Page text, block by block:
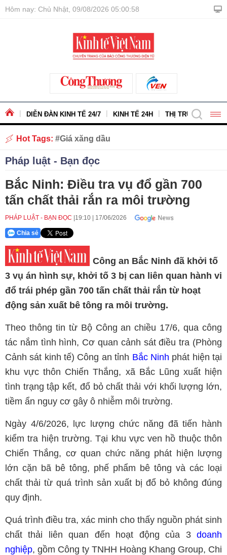
Hôm nay: Chủ Nhật, 09/08/2026 05:01:00
DIỄN ĐÀN KINH TẾ 24/7 KINH TẾ 24H THỊ TRƯỜNG -
Hot Tags: Giá xăng dầu
Pháp luật - Bạn đọc
Bắc Ninh: Điều tra vụ đổ gần 700
tấn chất thải rắn ra môi trường
PHÁP LUẬT - BẠN ĐỌC 19:10 17/06/2026
Chia sẻ
Công an Bắc Ninh đã khởi tố
3 vụ án hình sự, khởi tố 3 bị can liên quan hành vi
đổ trái phép gần 700 tấn chất thải rắn từ hoạt
động sản xuất bê tông ra môi trường.
Theo thông tin từ Bộ Công an chiều 17/6, qua công
tác nắm tình hình, Cơ quan cảnh sát điều tra (Phòng
Cảnh sát kinh tế) Công an tỉnh Bắc Ninh phát hiện tại
khu vực thôn Chiến Thắng, xã Bắc Lũng xuất hiện
tình trạng tập kết, đổ bỏ chất thải với khối lượng lớn,
tiềm ẩn nguy cơ gây ô nhiễm môi trường.
Ngày 4/6/2026, lực lượng chức năng đã tiến hành
kiểm tra hiện trường. Tại khu vực ven hồ thuộc thôn
Chiến Thắng, cơ quan chức năng phát hiện lượng
lớn cặn bã bê tông, phế phẩm bê tông và các loại
chất thải từ quá trình sản xuất bị đổ bỏ không đúng
quy định.
Quá trình điều tra, xác minh cho thấy nguồn phát sinh
chất thải liên quan đến hoạt động của 3 doanh
nghiệp, gồm Công ty TNHH Hoàng Khang Group, Chi